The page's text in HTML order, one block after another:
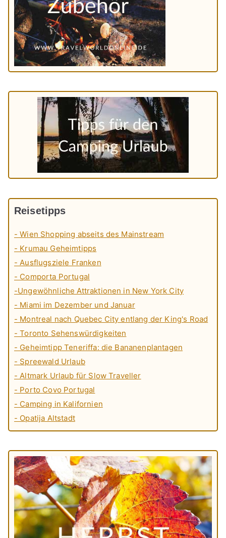
Reisetipps
- Wien Shopping abseits des Mainstream
- Krumau Geheimtipps
- Ausflugsziele Franken
- Comporta Portugal
-Ungewöhnliche Attraktionen in New York City
- Miami im Dezember und Januar
- Montreal nach Quebec City entlang der King's Road
- Toronto Sehenswürdigkeiten
- Geheimtipp Teneriffa: die Bananenplantagen
- Spreewald Urlaub
- Altmark Urlaub für Slow Traveller
- Porto Covo Portugal
- Camping in Kalifornien
- Opatija Altstadt